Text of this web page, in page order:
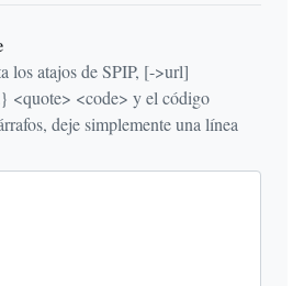
los atajos de SPIP, [->url]
<code> y el código
deje simplemente una línea